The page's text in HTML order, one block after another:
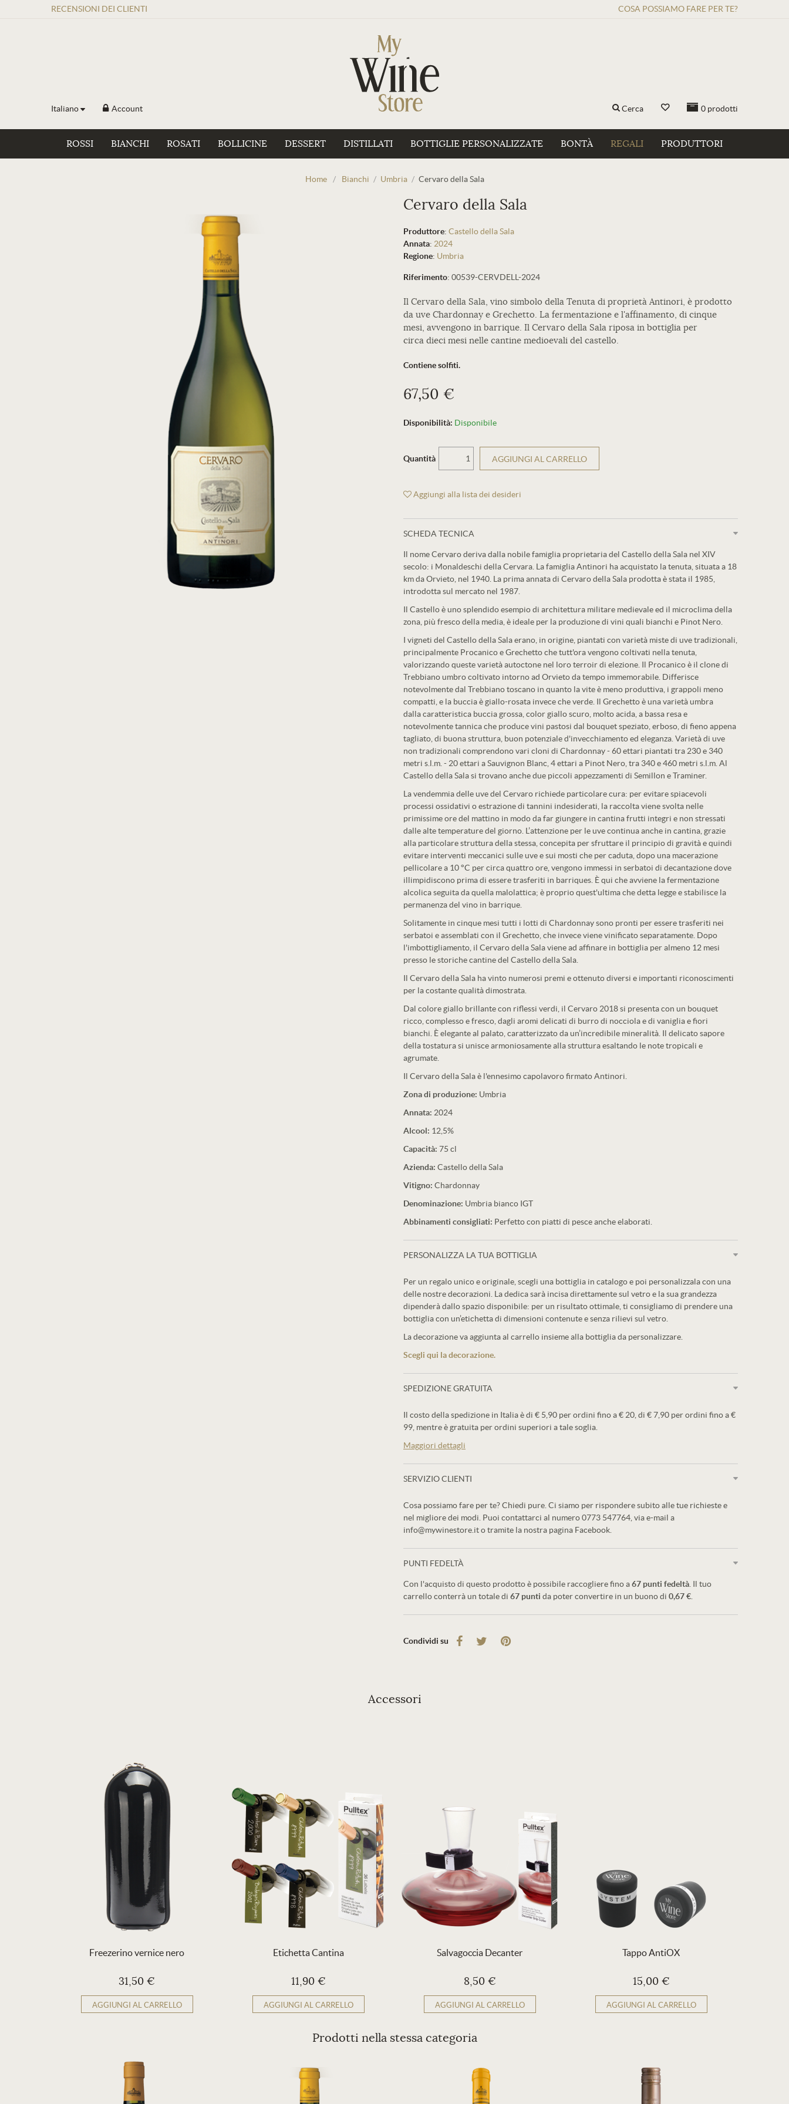
RECENSIONI DEI CLIENTI COSA POSSIAMO FARE PER TE?
Italiano Account 0 prodotti
Cerca
ROSSI BIANCHI ROSATI BOLLICINE DESSERT DISTILLATI BOTTIGLIE PERSONALIZZATE BONTÀ REGALI PRODUTTORI
Home / Bianchi / Umbria / Cervaro della Sala
Cervaro della Sala
Produttore: Castello della Sala
Annata: 2024
Regione: Umbria
Riferimento: 00539-CERVDELL-2024
Il Cervaro della Sala, vino simbolo della Tenuta di proprietà Antinori, è prodotto
da uve Chardonnay e Grechetto. La fermentazione e l'affinamento, di cinque
mesi, avvengono in barrique. Il Cervaro della Sala riposa in bottiglia per
circa dieci mesi nelle cantine medioevali del castello.
Contiene solfiti.
67,50 €
Disponibilità: Disponibile
Quantità AGGIUNGI AL CARRELLO
Aggiungi alla lista dei desideri
SCHEDA TECNICA
Il nome Cervaro deriva dalla nobile famiglia proprietaria del Castello della Sala nel XIV
secolo: i Monaldeschi della Cervara. La famiglia Antinori ha acquistato la tenuta, situata a 18
km da Orvieto, nel 1940. La prima annata di Cervaro della Sala prodotta è stata il 1985,
introdotta sul mercato nel 1987.
Il Castello è uno splendido esempio di architettura militare medievale ed il microclima della
zona, più fresco della media, è ideale per la produzione di vini quali bianchi e Pinot Nero.
I vigneti del Castello della Sala erano, in origine, piantati con varietà miste di uve tradizionali,
principalmente Procanico e Grechetto che tutt'ora vengono coltivati nella tenuta,
valorizzando queste varietà autoctone nel loro terroir di elezione. Il Procanico è il clone di
Trebbiano umbro coltivato intorno ad Orvieto da tempo immemorabile. Differisce
notevolmente dal Trebbiano toscano in quanto la vite è meno produttiva, i grappoli meno
compatti, e la buccia è giallo-rosata invece che verde. Il Grechetto è una varietà umbra
dalla caratteristica buccia grossa, color giallo scuro, molto acida, a bassa resa e
notevolmente tannica che produce vini pastosi dal bouquet speziato, erboso, di fieno appena
tagliato, di buona struttura, buon potenziale d'invecchiamento ed eleganza. Varietà di uve
non tradizionali comprendono vari cloni di Chardonnay - 60 ettari piantati tra 230 e 340
metri s.l.m. - 20 ettari a Sauvignon Blanc, 4 ettari a Pinot Nero, tra 340 e 460 metri s.l.m. Al
Castello della Sala si trovano anche due piccoli appezzamenti di Semillon e Traminer.
La vendemmia delle uve del Cervaro richiede particolare cura: per evitare spiacevoli
processi ossidativi o estrazione di tannini indesiderati, la raccolta viene svolta nelle
primissime ore del mattino in modo da far giungere in cantina frutti integri e non stressati
dalle alte temperature del giorno. L’attenzione per le uve continua anche in cantina, grazie
alla particolare struttura della stessa, concepita per sfruttare il principio di gravità e quindi
evitare interventi meccanici sulle uve e sui mosti che per caduta, dopo una macerazione
pellicolare a 10 °C per circa quattro ore, vengono immessi in serbatoi di decantazione dove
illimpidiscono prima di essere trasferiti in barriques. È qui che avviene la fermentazione
alcolica seguita da quella malolattica; è proprio quest'ultima che detta legge e stabilisce la
permanenza del vino in barrique.
Solitamente in cinque mesi tutti i lotti di Chardonnay sono pronti per essere trasferiti nei
serbatoi e assemblati con il Grechetto, che invece viene vinificato separatamente. Dopo
l'imbottigliamento, il Cervaro della Sala viene ad affinare in bottiglia per almeno 12 mesi
presso le storiche cantine del Castello della Sala.
Il Cervaro della Sala ha vinto numerosi premi e ottenuto diversi e importanti riconoscimenti
per la costante qualità dimostrata.
Dal colore giallo brillante con riflessi verdi, il Cervaro 2018 si presenta con un bouquet
ricco, complesso e fresco, dagli aromi delicati di burro di nocciola e di vaniglia e fiori
bianchi. È elegante al palato, caratterizzato da un’incredibile mineralità. Il delicato sapore
della tostatura si unisce armoniosamente alla struttura esaltando le note tropicali e
agrumate.
Il Cervaro della Sala è l'ennesimo capolavoro firmato Antinori.
Zona di produzione: Umbria
Annata: 2024
Alcool: 12,5%
Capacità: 75 cl
Azienda: Castello della Sala
Vitigno: Chardonnay
Denominazione: Umbria bianco IGT
Abbinamenti consigliati: Perfetto con piatti di pesce anche elaborati.
PERSONALIZZA LA TUA BOTTIGLIA
Per un regalo unico e originale, scegli una bottiglia in catalogo e poi personalizzala con una
delle nostre decorazioni. La dedica sarà incisa direttamente sul vetro e la sua grandezza
dipenderà dallo spazio disponibile: per un risultato ottimale, ti consigliamo di prendere una
bottiglia con un’etichetta di dimensioni contenute e senza rilievi sul vetro.
La decorazione va aggiunta al carrello insieme alla bottiglia da personalizzare.
Scegli qui la decorazione.
SPEDIZIONE GRATUITA
Il costo della spedizione in Italia è di € 5,90 per ordini fino a € 20, di € 7,90 per ordini fino a €
99, mentre è gratuita per ordini superiori a tale soglia.
Maggiori dettagli
SERVIZIO CLIENTI
Cosa possiamo fare per te? Chiedi pure. Ci siamo per rispondere subito alle tue richieste e
nel migliore dei modi. Puoi contattarci al numero 0773 547764, via e-mail a
info@mywinestore.it o tramite la nostra pagina Facebook.
PUNTI FEDELTÀ
Con l'acquisto di questo prodotto è possibile raccogliere fino a67 punti fedeltà . Il tuo
carrello conterrà un totale di 67 punti da poter convertire in un buono di 0,67 €
Condividi su
Accessori
Freezerino vernice nero
31,50 €
AGGIUNGI AL CARRELLO
Etichetta Cantina
11,90 €
AGGIUNGI AL CARRELLO
Salvagoccia Decanter
8,50 €
AGGIUNGI AL CARRELLO
Tappo AntiOX
15,00 €
AGGIUNGI AL CARRELLO
Prodotti nella stessa categoria